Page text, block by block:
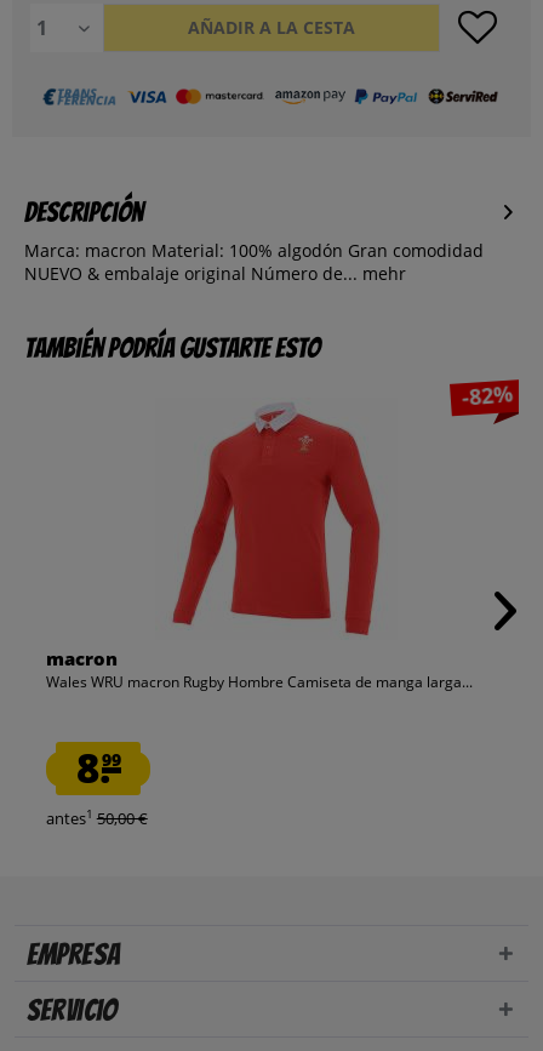
AÑADIR A LA CESTA
Descripción
Marca: macron Material: 100% algodón Gran comodidad
NUEVO & embalaje original Número de... mehr
También podría gustarte esto
-82%
macron
Wales WRU macron Rugby Hombre Camiseta de manga larga...
8.99
antes1 50,00 €
Empresa
Servicio